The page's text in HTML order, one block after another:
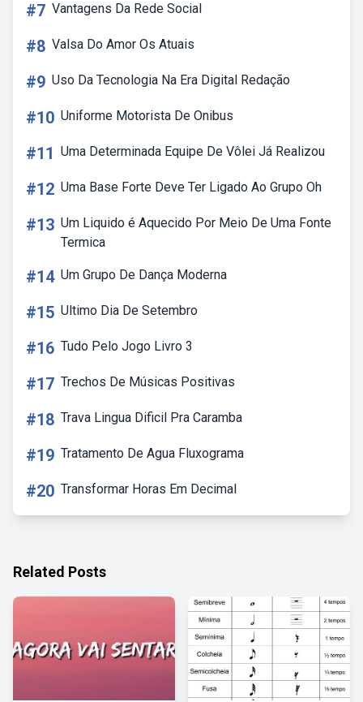
#7 Vantagens Da Rede Social
#8 Valsa Do Amor Os Atuais
#9 Uso Da Tecnologia Na Era Digital Redação
#10 Uniforme Motorista De Onibus
#11 Uma Determinada Equipe De Vôlei Já Realizou
#12 Uma Base Forte Deve Ter Ligado Ao Grupo Oh
#13 Um Liquido é Aquecido Por Meio De Uma Fonte
Termica
#14 Um Grupo De Dança Moderna
#15 Ultimo Dia De Setembro
#16 Tudo Pelo Jogo Livro 3
#17 Trechos De Músicas Positivas
#18 Trava Lingua Dificil Pra Caramba
#19 Tratamento De Agua Fluxograma
#20 Transformar Horas Em Decimal
Related Posts